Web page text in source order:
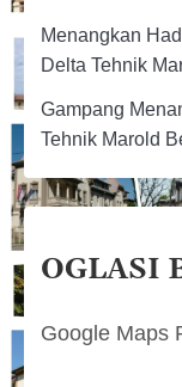
Menangkan
Delta Tehnik
Gampang
Tehnik Marold
OGLASI
Google Maps